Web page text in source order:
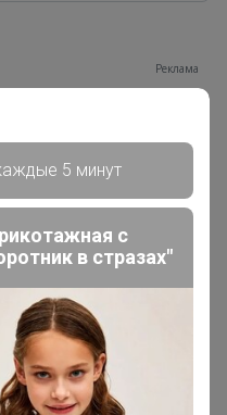
Реклама
цене!"
3.7K
5 минут
с
в стразах"